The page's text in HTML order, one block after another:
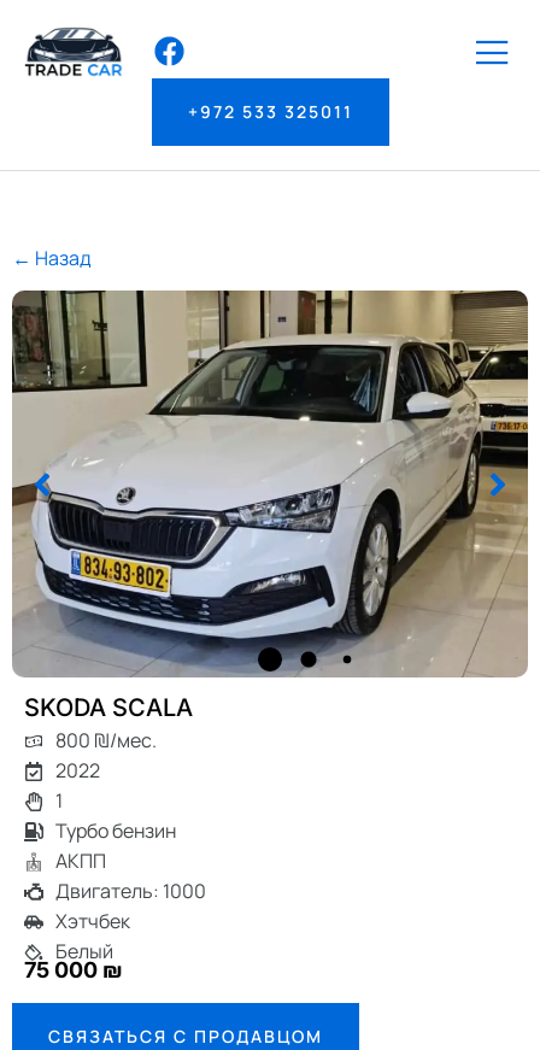
+972 533 325011
← Назад
SKODA SCALA
800 ₪/мес.
2022
1
Турбо бензин
АКПП
Двигатель: 1000
Хэтчбек
Белый
75 000 ₪
СВЯЗАТЬСЯ С ПРОДАВЦОМ